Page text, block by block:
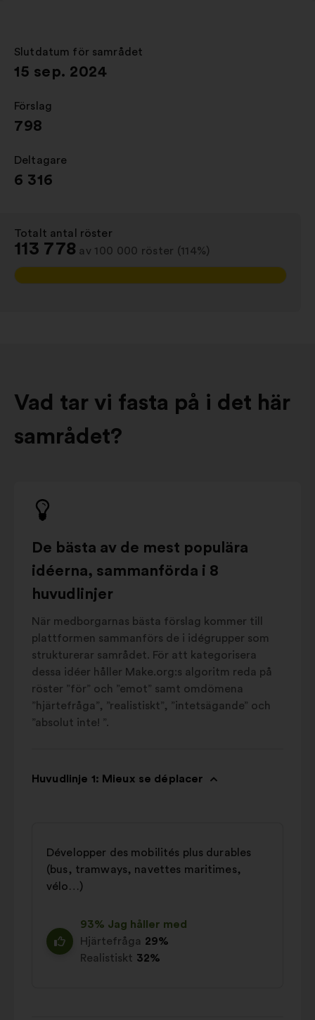
ny
flik
Slutdatum för samrådet
:
15 sep. 2024
Förslag
:
798
Deltagare
:
6 316
Totalt antal röster
113 778 av 100 000 röster (114%)
Vad tar vi fasta på i det här
samrådet?
De bästa av de mest populära
idéerna, sammanförda i 8
huvudlinjer
När medborgarnas bästa förslag kommer till
plattformen sammanförs de i idégrupper som
strukturerar samrådet. För att kategorisera
dessa idéer håller Make.org:s algoritm reda på
röster ”för” och ”emot” samt omdömena
”hjärtefråga”, ”realistiskt”, ”intetsägande” och
”absolut inte! ”.
Huvudlinje 1: Mieux se déplacer
Développer des mobilités plus durables
(bus, tramways, navettes maritimes,
vélo…)
93% Jag håller med
Hjärtefråga 29%
Realistiskt 32%